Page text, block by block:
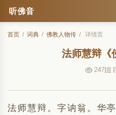
听佛音
首页 / 词典 / 佛教人物传 / 详情页
法师慧辩《
247
法师慧辩。字讷翁。华